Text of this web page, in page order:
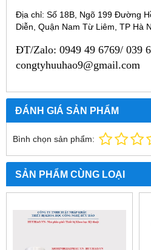
Địa chỉ: Số 18B, Ngõ 199 Đường
Diễn, Quận Nam Từ Liêm, TP Hà
ĐT/Zalo: 0949 49 6769/ 039
congtyhuuhao9@gmail.com
ĐÁNH GIÁ SẢN PHẨM
Bình chọn sản phẩm:
SẢN PHẨM CÙNG LOẠI